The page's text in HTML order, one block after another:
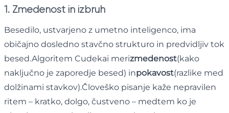
1. Zmedenost in izbruh
Besedilo, ustvarjeno z umetno inteligenco, ima
običajno dosledno stavčno strukturo in predvidljiv tok
besed.Algoritem Cudekai merizmedenost(kako
naključno je zaporedje besed) inpokavost(razlike med
dolžinami stavkov).Človeško pisanje kaže nepravilen
ritem – kratko, dolgo, čustveno – medtem ko je